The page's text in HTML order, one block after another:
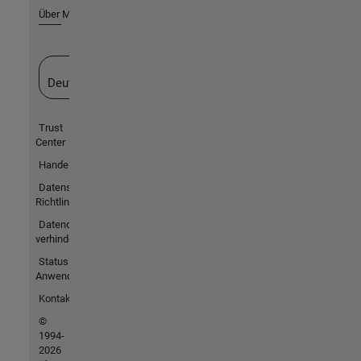
Über MathWorks
Deutschland
Trust
Center
Handelsmarken
Datenschutz-
Richtlinien
Datendiebstahl
verhindern
Status von
Anwendungen
Kontakt
©
1994-
2026